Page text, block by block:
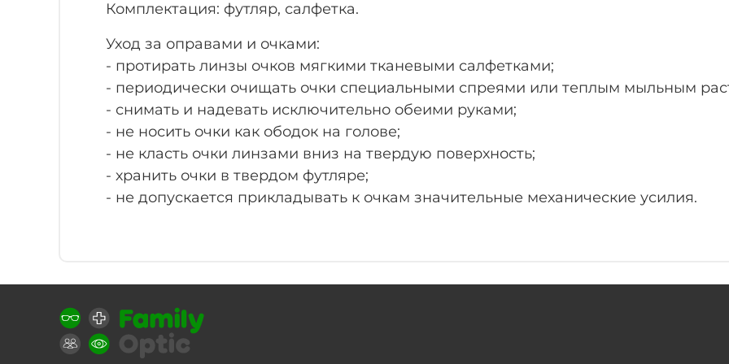
Комплектация: футляр, салфетка.
Уход за оправами и очками:
- протирать линзы очков мягкими тканевыми салфетками;
- периодически очищать очки специальными спреями или теплым мыльным
- снимать и надевать исключительно обеими руками;
- не носить очки как ободок на голове;
- не класть очки линзами вниз на твердую поверхность;
- хранить очки в твердом футляре;
- не допускается прикладывать к очкам значительные механические усилия.